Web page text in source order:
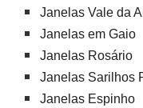
Janelas Vale da
Janelas em Gaio
Janelas Rosário
Janelas Sarilhos
Janelas Espinho